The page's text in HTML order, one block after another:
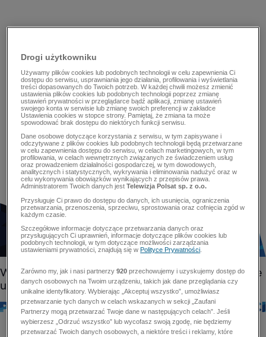
Drogi użytkowniku
Używamy plików cookies lub podobnych technologii w celu zapewnienia Ci
dostępu do serwisu, usprawniania jego działania, profilowania i wyświetlania
treści dopasowanych do Twoich potrzeb. W każdej chwili możesz zmienić
ustawienia plików cookies lub podobnych technologii poprzez zmianę
ustawień prywatności w przeglądarce bądź aplikacji, zmianę ustawień
swojego konta w serwisie lub zmianę swoich preferencji w zakładce
Ustawienia cookies w stopce strony. Pamiętaj, że zmiana ta może
spowodować brak dostępu do niektórych funkcji serwisu.
Dane osobowe dotyczące korzystania z serwisu, w tym zapisywane i
odczytywane z plików cookies lub podobnych technologii będą przetwarzane
w celu zapewnienia dostępu do serwisu, w celach marketingowych, w tym
profilowania, w celach wewnętrznych związanych ze świadczeniem usług
oraz prowadzeniem działalności gospodarczej, w tym dowodowych,
analitycznych i statystycznych, wykrywania i eliminowania nadużyć oraz w
celu wykonywania obowiązków wynikających z przepisów prawa.
Administratorem Twoich danych jestTelewizja Polsat sp. z o.o.
Przysługuje Ci prawo do dostępu do danych, ich usunięcia, ograniczenia
przetwarzania, przenoszenia, sprzeciwu, sprostowania oraz cofnięcia zgód w
każdym czasie.
Szczegółowe informacje dotyczące przetwarzania danych oraz
przysługujących Ci uprawnień, informacje dotyczące plików cookies lub
podobnych technologii, w tym dotyczące możliwości zarządzania
ustawieniami prywatności, znajdują się wPolityce Prywatności
Zarówno my, jak i nasi partnerzy920 przechowujemy i uzyskujemy dostęp do
danych osobowych na Twoim urządzeniu, takich jak dane przeglądania czy
unikalne identyfikatory. Wybierając „Akceptuj wszystko”, umożliwiasz
przetwarzanie tych danych w celach wskazanych w sekcji „Zaufani
Partnerzy mogą przetwarzać Twoje dane w następujących celach”. Jeśli
wybierzesz „Odrzuć wszystko” lub wycofasz swoją zgodę, nie będziemy
przetwarzać Twoich danych osobowych, a niektóre treści i reklamy, które